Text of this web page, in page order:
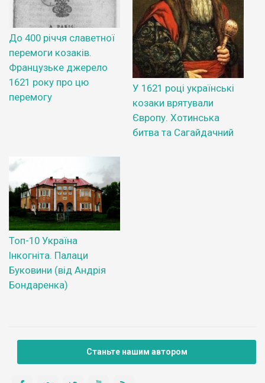
До 400 річчя славетної
перемоги козаків.
Французьке джерело
1621 року про цю
перемогу
У 1621 році українські
козаки врятували
Європу. Хотинська
битва та Сагайдачний
Топ-10 Україна
Інкогніта. Палаци
Буковини (від Андрія
Бондаренка)
Станьте нашим автором